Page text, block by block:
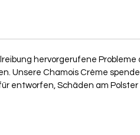
hervorgerufene
Unsere Chamois Crème
entworfen, Schäden am